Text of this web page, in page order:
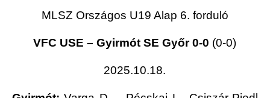
MLSZ Országos U19 Alap 6. forduló
VFC USE – Gyirmót SE Győr 0-0 (0-0)
2025.10.18.